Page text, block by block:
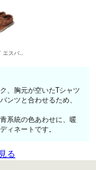
ジュンレッド エスパドリーユ
、胸元が空いたTシャツ
ンツと合わせるため、
系統の色あわせに、暖
ィネートです。
る